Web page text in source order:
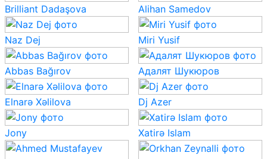
Brilliant Dadaşova Alihan Samedov
Naz Dej Miri Yusif
Abbas Bağırov Адалят Шукюров
Elnarə Xəlilova Dj Azer
Jony Xatirə Islam